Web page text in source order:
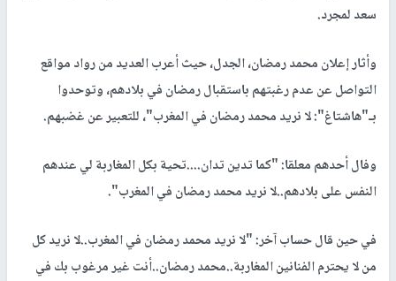
سعد لمجرد.
وأثار إعلان محمد رمضان، الجدل، حيث أعرب العديد من رواد مواقع
التواصل عن عدم رغبتهم باستقبال رمضان في بلادهم، وتوحدوا
بـ"هاشتاغ": لا نريد محمد رمضان في المغرب"، للتعبير عن غضبهم.
وفال أحدهم معلقا: "كما تدين تدان....تحية بكل المغاربة لي عندهم
النفس على بلادهم..لا نريد محمد رمضان في المغرب".
في حين قال حساب آخر: "لا نريد محمد رمضان في المغرب..لا نريد كل
من لا يحترم الفنانين المغاربة..محمد رمضان..أنت غير مرغوب بك في